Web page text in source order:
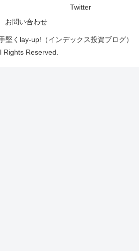
Twitter
お問い合わせ
くlay-up!（インデックス投資ブログ）
Rights Reserved.